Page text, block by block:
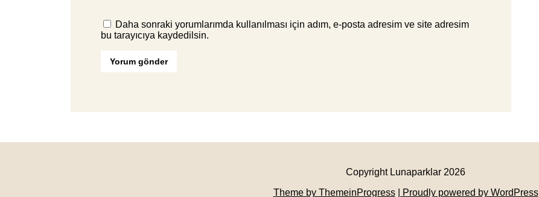
Daha sonraki yorumlarımda kullanılması için adım, e-posta adresim ve site adresim
bu tarayıcıya kaydedilsin.
Copyright Lunaparklar 2026
Theme by ThemeinProgress
| Proudly powered by WordPress